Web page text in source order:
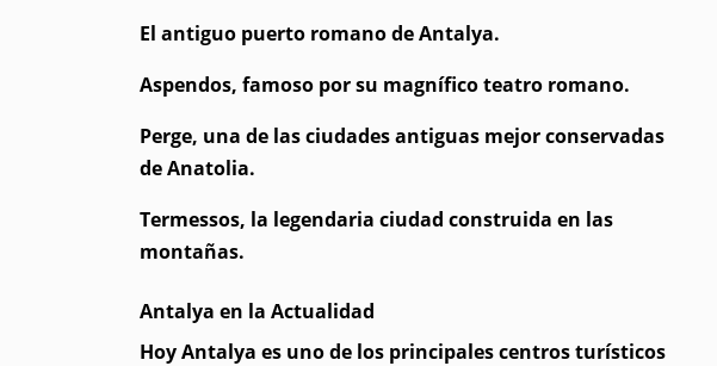
El antiguo puerto romano de Antalya.
Aspendos, famoso por su magnífico teatro romano.
Perge, una de las ciudades antiguas mejor conservadas
de Anatolia.
Termessos, la legendaria ciudad construida en las
montañas.
Antalya en la Actualidad
Hoy Antalya es uno de los principales centros turísticos